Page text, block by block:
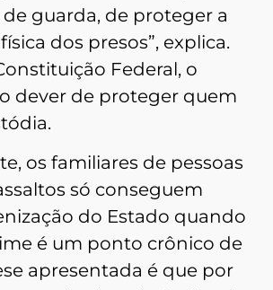
guarda, de proteger a
dos presos”, explica.
Federal, o
dever de proteger quem
os familiares de pessoas
só conseguem
do Estado quando
é um ponto crônico de
apresentada é que por